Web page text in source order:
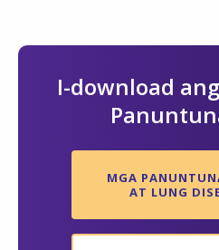
I-download
MGA
AT LUNG